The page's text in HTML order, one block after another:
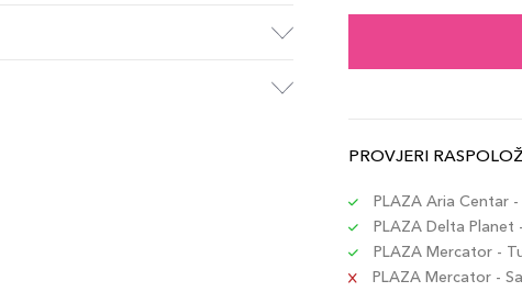
PROVJERI
PLAZA Aria Centar -
PLAZA Delta Planet
PLAZA Mercator -
PLAZA Mercator -